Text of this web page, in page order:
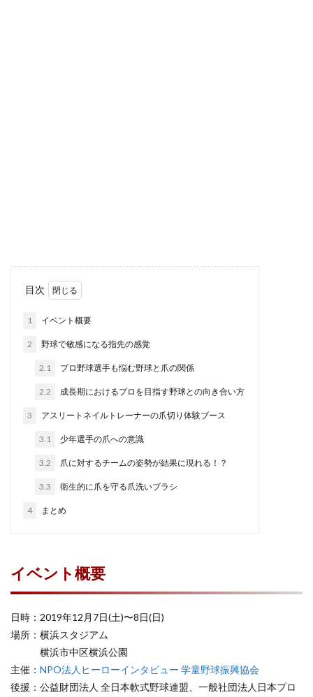
目次
1 イベント概要
2 野球で敏感になる指先の感覚
2.1 プロ野球選手も悩む野球と爪の関係
2.2 成長期におけるプロを目指す野球との向き合い方
3 アスリートネイルトレーナーの爪切り体験ブース
3.1 少年選手の爪への意識
3.2 爪に対するチームの姿勢が結果に現れる！？
3.3 衛生的に爪を守る爪洗いブラシ
4 まとめ
イベント概要
日時：2019年12月7日(土)〜8日(日)
場所：横浜スタジアム
横浜市中区横浜公園
主催： NPO法人ヒーローインタビュー 学童野球振興協会
後援：公益財団法人 全日本軟式野球連盟、一般社団法人日本プロ